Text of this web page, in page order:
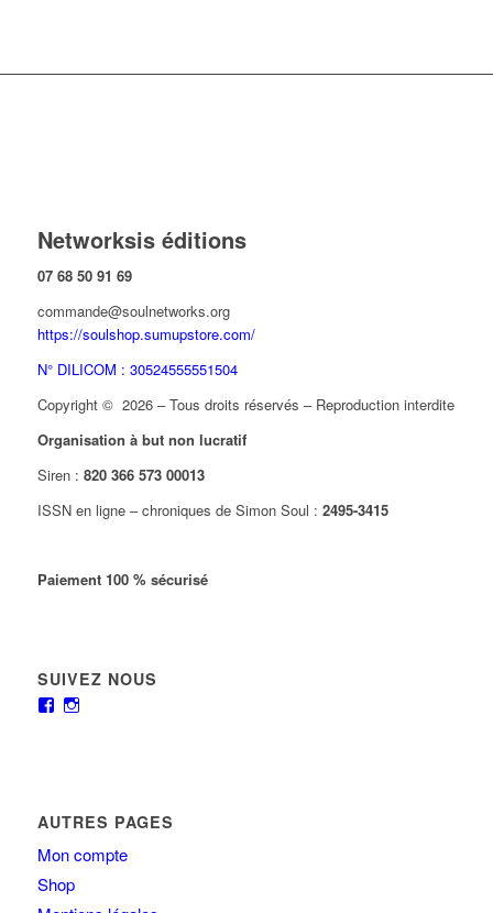
Networksis éditions
07 68 50 91 69
commande@soulnetworks.org
https://soulshop.sumupstore.com/
N° DILICOM : 30524555551504
Copyright © 2026 – Tous droits réservés – Reproduction interdite
Organisation à but non lucratif
Siren : 820 366 573 00013
ISSN en ligne – chroniques de Simon Soul : 2495-3415
Paiement 100 % sécurisé
SUIVEZ NOUS
AUTRES PAGES
Mon compte
Shop